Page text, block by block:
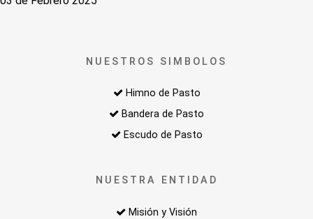
NUESTROS SIMBOLOS
Himno de Pasto
Bandera de Pasto
Escudo de Pasto
NUESTRA ENTIDAD
Misión y Visión